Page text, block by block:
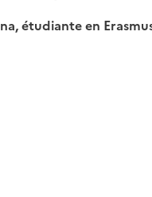
étudiante en